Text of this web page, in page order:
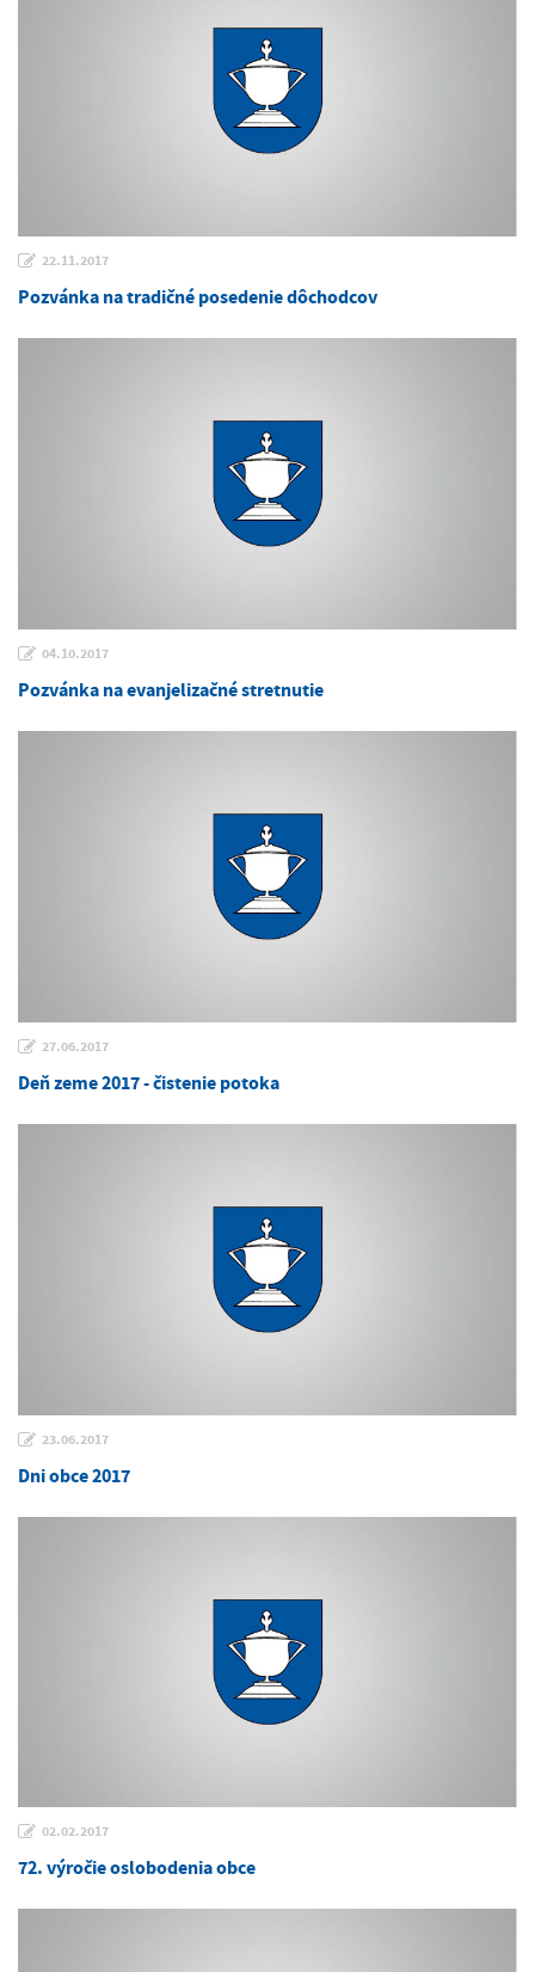
22.11.2017
Pozvánka na tradičné posedenie dôchodcov
04.10.2017
Pozvánka na evanjelizačné stretnutie
27.06.2017
Deň zeme 2017 - čistenie potoka
23.06.2017
Dni obce 2017
02.02.2017
72. výročie oslobodenia obce